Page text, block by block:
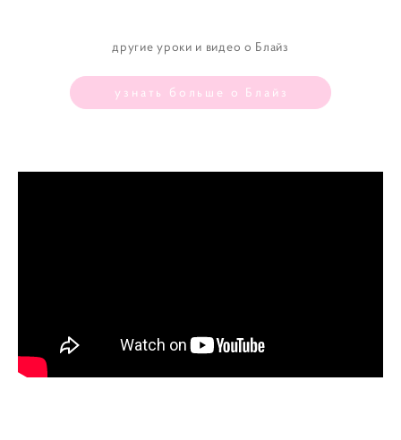
другие уроки и видео о Блайз
узнать больше о Блайз